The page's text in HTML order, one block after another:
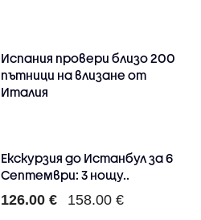
Испания провери близо 200
пътници на влизане от
Италия
Екскурзия до Истанбул за 6
Септември: 3 нощу..
126.00 € 158.00 €